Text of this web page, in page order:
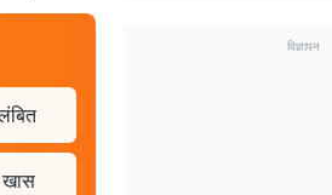
विज्ञापन